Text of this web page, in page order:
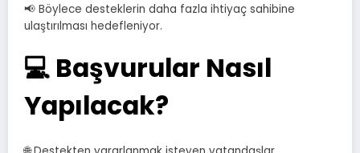
📢 Böylece desteklerin daha fazla ihtiyaç sahibine
ulaştırılması hedefleniyor.
💻 Başvurular Nasıl
Yapılacak?